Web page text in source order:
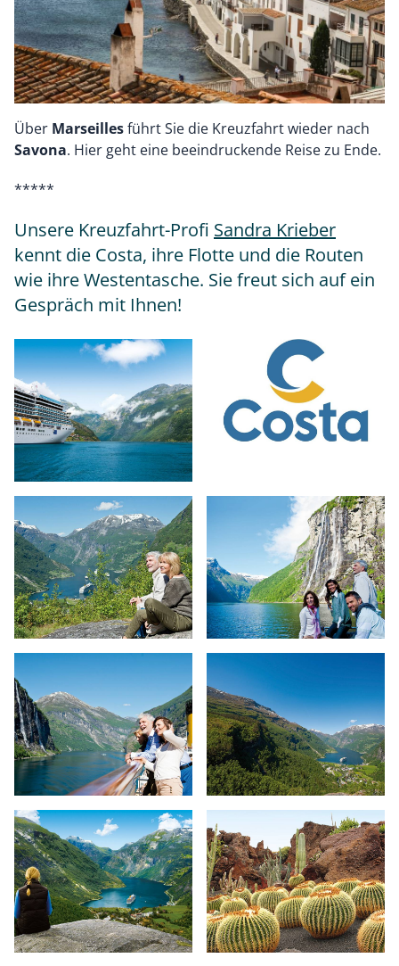
Über Marseillesführt Sie die Kreuzfahrt wieder nach
Savona. Hier geht eine beeindruckende Reise zu Ende.
*****
Unsere Kreuzfahrt-Profi Sandra Krieber
kennt die Costa, ihre Flotte und die Routen
wie ihre Westentasche. Sie freut sich auf ein
Gespräch mit Ihnen!